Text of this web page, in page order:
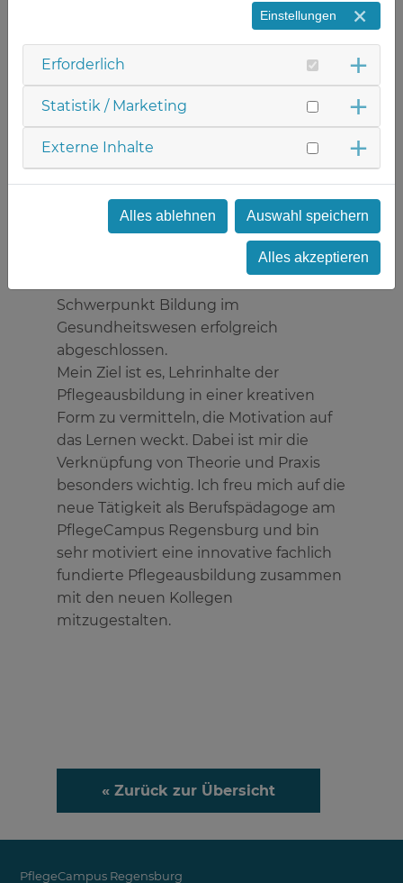
pflegerischen Versorgungsgebieten
Erfahrungen sammeln. Ich absolvierte
dabei unter anderem eine
Dialyse. Die Herausforderung, meine
beruflichen Erfahrungen als
Praxisanleiter an Pflegeschüler und -
schülerinnen weiterzugeben,
Berufspädagogik an der
Fachhochschule Münster
aufzunehmen. Seit September 2022
Schwerpunkt Bildung im
Gesundheitswesen erfolgreich
abgeschlossen.
Mein Ziel ist es, Lehrinhalte der
Pflegeausbildung in einer kreativen
Form zu vermitteln, die Motivation auf
das Lernen weckt. Dabei ist mir die
Verknüpfung von Theorie und Praxis
besonders wichtig. Ich freu mich auf die
neue Tätigkeit als Berufspädagoge am
PflegeCampus Regensburg und bin
sehr motiviert eine innovative fachlich
fundierte Pflegeausbildung zusammen
mit den neuen Kollegen
mitzugestalten.
« Zurück zur Übersicht
PflegeCampus Regensburg
Einstellungen
Erforderlich
Statistik / Marketing
Externe Inhalte
Alles ablehnen Auswahl speichern
Alles akzeptieren